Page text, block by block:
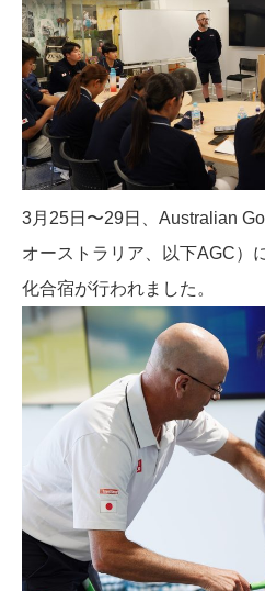
3月25日〜29日、Australian
オーストラリア、以下AGC）
化合宿が行われました。